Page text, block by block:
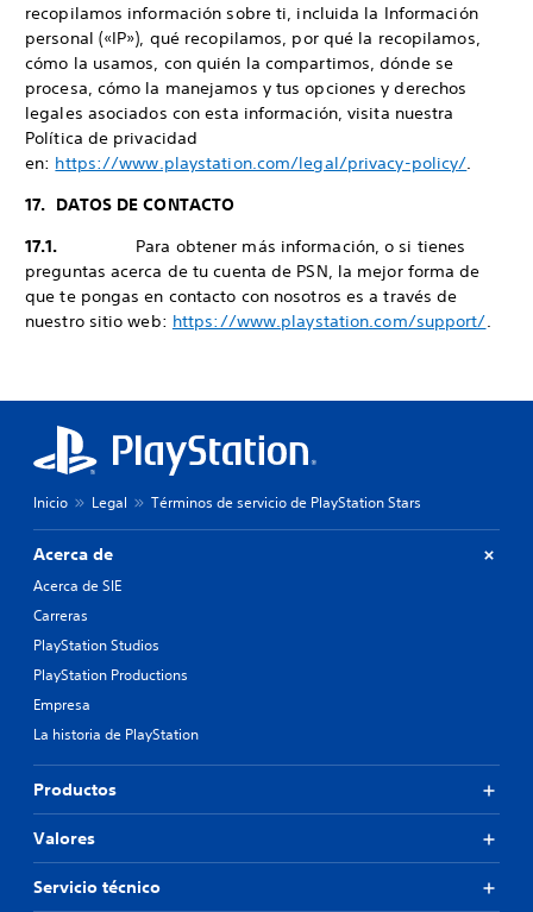
recopilamos información sobre ti, incluida la Información
personal («IP»), qué recopilamos, por qué la recopilamos,
cómo la usamos, con quién la compartimos, dónde se
procesa, cómo la manejamos y tus opciones y derechos
legales asociados con esta información, visita nuestra
Política de privacidad
en: https://www.playstation.com/legal/privacy-policy/.
17. DATOS DE CONTACTO
17.1. Para obtener más información, o si tienes
preguntas acerca de tu cuenta de PSN, la mejor forma de
que te pongas en contacto con nosotros es a través de
nuestro sitio web: https://www.playstation.com/support/.
Inicio Legal Términos de servicio de PlayStation Stars
Acerca de
Acerca de SIE
Carreras
PlayStation Studios
PlayStation Productions
Empresa
La historia de PlayStation
Productos
Valores
Servicio técnico